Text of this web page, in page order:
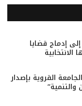
k
T
o
k
ت
س
ا
ب
إدماج قضايا
القروية بإصدار